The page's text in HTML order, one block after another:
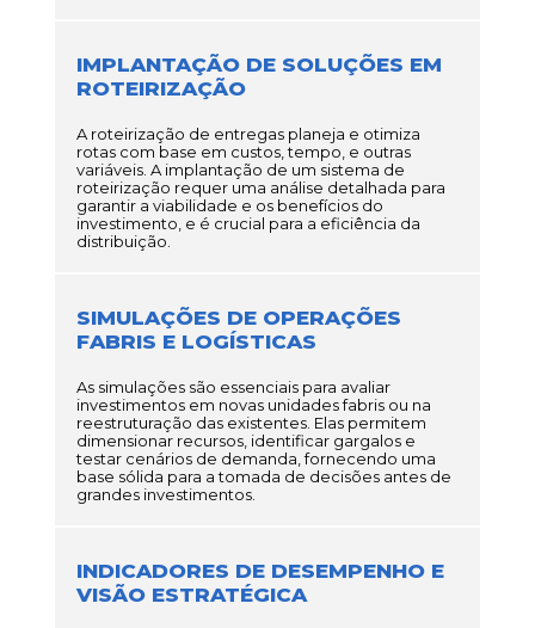
IMPLANTAÇÃO DE SOLUÇÕES EM
ROTEIRIZAÇÃO
A roteirização de entregas planeja e otimiza
rotas com base em custos, tempo, e outras
variáveis. A implantação de um sistema de
roteirização requer uma análise detalhada para
garantir a viabilidade e os benefícios do
investimento, e é crucial para a eficiência da
distribuição.
SIMULAÇÕES DE OPERAÇÕES
FABRIS E LOGÍSTICAS
As simulações são essenciais para avaliar
investimentos em novas unidades fabris ou na
reestruturação das existentes. Elas permitem
dimensionar recursos, identificar gargalos e
testar cenários de demanda, fornecendo uma
base sólida para a tomada de decisões antes de
grandes investimentos.
INDICADORES DE DESEMPENHO E
VISÃO ESTRATÉGICA